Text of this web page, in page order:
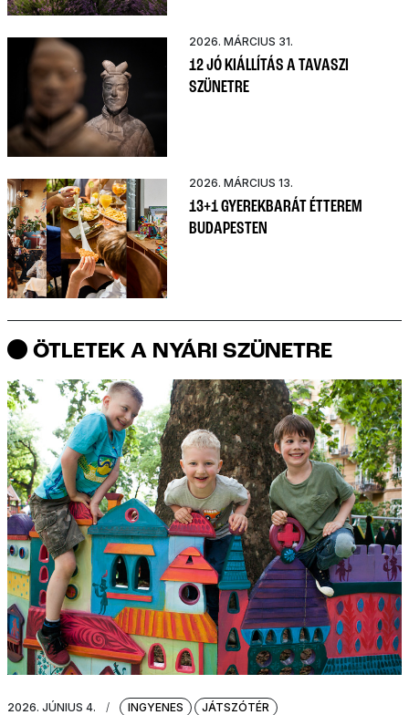
2026. MÁRCIUS 31.
12 JÓ KIÁLLÍTÁS A TAVASZI
SZÜNETRE
2026. MÁRCIUS 13.
13+1 GYEREKBARÁT ÉTTEREM
BUDAPESTEN
ÖTLETEK A NYÁRI SZÜNETRE
2026. JÚNIUS 4. / INGYENES JÁTSZÓTÉR